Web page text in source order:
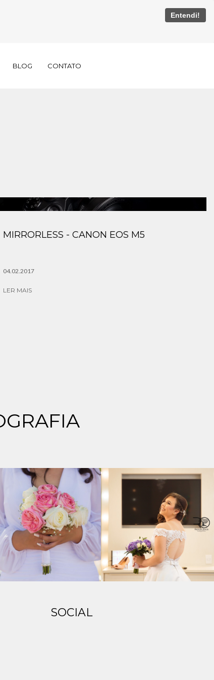
Entendi!
BLOG CONTATO
MIRRORLESS - CANON EOS M5
04.02.2017
LER MAIS
SOCIAL